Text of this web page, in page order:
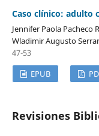
Caso clínico: adulto
Jennifer Paola Pacheco
Wladimir Augusto
47-53
EPUB
Revisiones